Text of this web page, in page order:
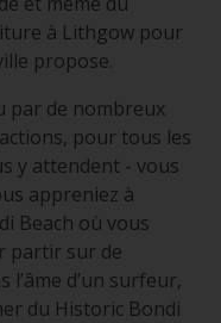
à Lithgow pour
propose.
par de nombreux
pour tous les
y attendent - vous
appreniez à
Beach où vous
partir sur de
l’âme d’un surfeur,
du Historic Bondi